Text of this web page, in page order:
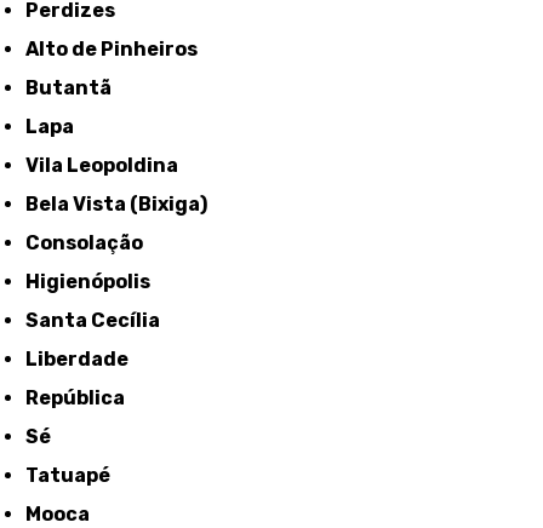
Perdizes
Alto de Pinheiros
Butantã
Lapa
Vila Leopoldina
Bela Vista (Bixiga)
Consolação
Higienópolis
Santa Cecília
Liberdade
República
Sé
Tatuapé
Mooca